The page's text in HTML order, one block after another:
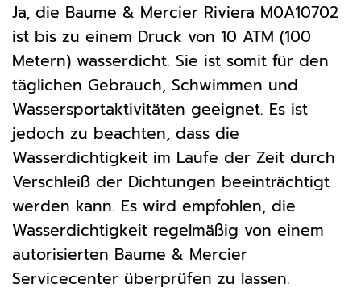
Ja, die Baume & Mercier Riviera M0A10702
ist bis zu einem Druck von 10 ATM (100
Metern) wasserdicht. Sie ist somit für den
täglichen Gebrauch, Schwimmen und
Wassersportaktivitäten geeignet. Es ist
jedoch zu beachten, dass die
Wasserdichtigkeit im Laufe der Zeit durch
Verschleiß der Dichtungen beeinträchtigt
werden kann. Es wird empfohlen, die
Wasserdichtigkeit regelmäßig von einem
autorisierten Baume & Mercier
Servicecenter überprüfen zu lassen.